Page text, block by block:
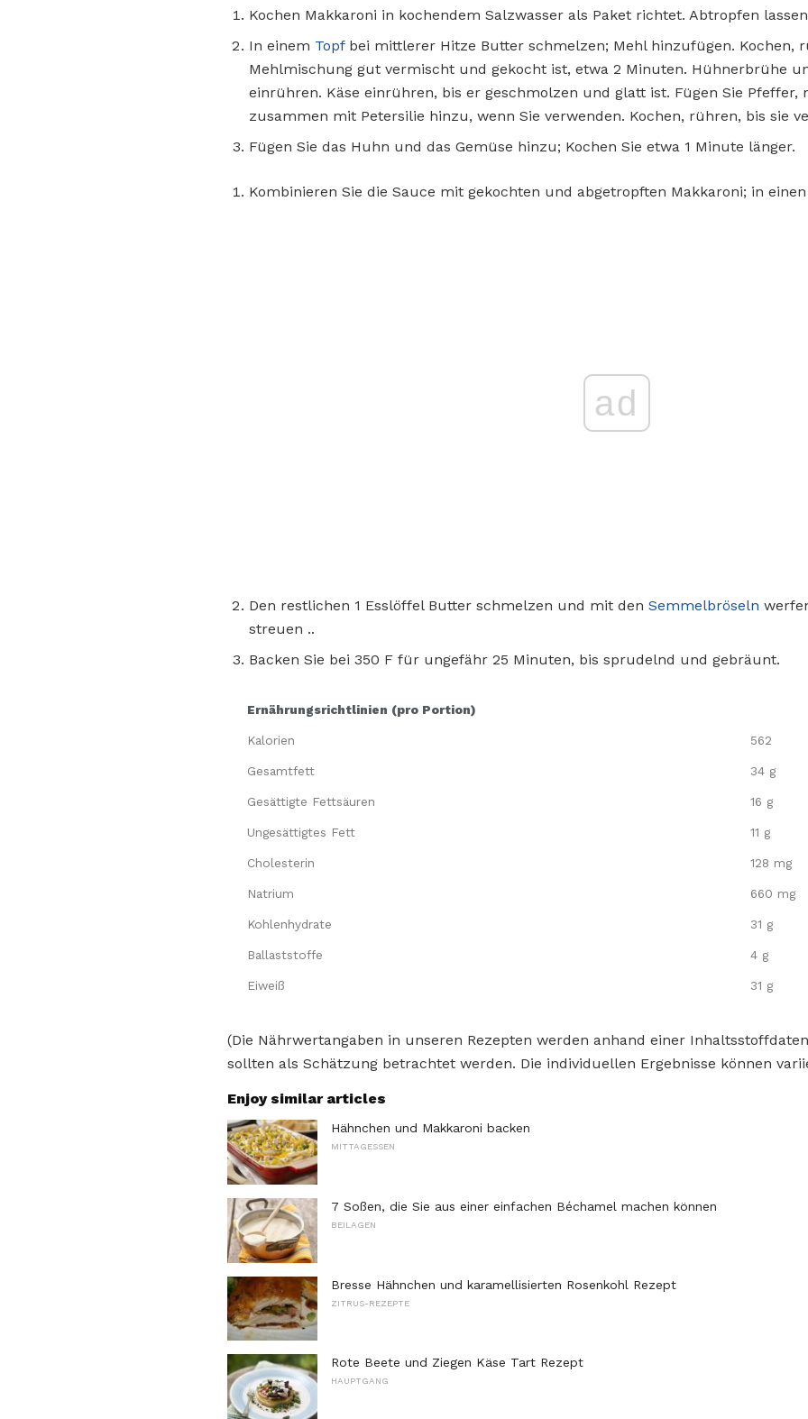
Kochen Makkaroni in kochendem Salzwasser als Paket richtet. Abtropfen
In einem Topfbei mittlerer Hitze Butter schmelzen; Mehl hinzufügen. Kochen,
Mehlmischung gut vermischt und gekocht ist, etwa 2 Minuten. Hühnerbrühe
einrühren. Käse einrühren, bis er geschmolzen und glatt ist. Fügen Sie Pfeffer,
zusammen mit Petersilie hinzu, wenn Sie verwenden. Kochen, rühren, bis sie
Fügen Sie das Huhn und das Gemüse hinzu; Kochen Sie etwa 1 Minute länger.
Kombinieren Sie die Sauce mit gekochten und abgetropften Makkaroni; in
ad
Den restlichen 1 Esslöffel Butter schmelzen und mit den Semmelbröseln
streuen ..
Backen Sie bei 350 F für ungefähr 25 Minuten, bis sprudelnd und gebräunt.
Ernährungsrichtlinien (pro Portion)
Kalorien 562
Gesamtfett 34 g
Gesättigte Fettsäuren 16 g
Ungesättigtes Fett 11 g
Cholesterin 128 mg
Natrium 660 mg
Kohlenhydrate 31 g
Ballaststoffe 4 g
Eiweiß 31 g
(Die Nährwertangaben in unseren Rezepten werden anhand einer
sollten als Schätzung betrachtet werden. Die individuellen Ergebnisse können
Enjoy similar articles
Hähnchen und Makkaroni backen
MITTAGESSEN
7 Soßen, die Sie aus einer einfachen Béchamel machen können
BEILAGEN
Bresse Hähnchen und karamellisierten Rosenkohl Rezept
ZITRUS-REZEPTE
Rote Beete und Ziegen Käse Tart Rezept
HAUPTGANG